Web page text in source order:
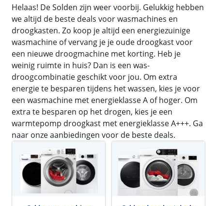
Helaas! De Solden zijn weer voorbij. Gelukkig hebben
we altijd de beste deals voor wasmachines en
droogkasten. Zo koop je altijd een energiezuinige
wasmachine of vervang je je oude droogkast voor
een nieuwe droogmachine met korting. Heb je
weinig ruimte in huis? Dan is een was-
droogcombinatie geschikt voor jou. Om extra
energie te besparen tijdens het wassen, kies je voor
een wasmachine met energieklasse A of hoger. Om
extra te besparen op het drogen, kies je een
warmtepomp droogkast met energieklasse A+++. Ga
naar onze aanbiedingen voor de beste deals.